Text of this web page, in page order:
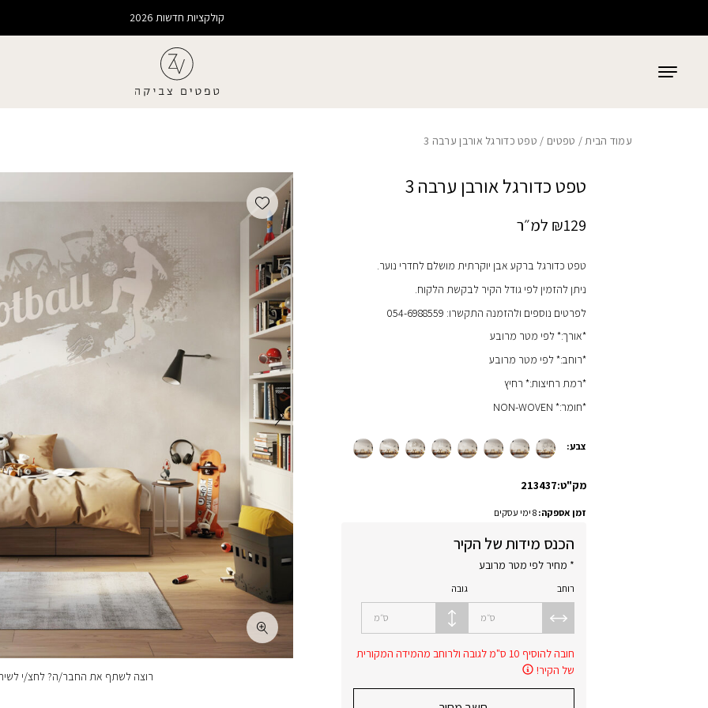
קולקציות חדשות 2026
עמוד הבית/ טפטים / טפט כדורגל אורבן ערבה 3
טפט כדורגל אורבן ערבה 3
₪129 למ״ר
טפט כדורגל ברקע אבן יוקרתית מושלם לחדרי נוער.
ניתן להזמין לפי גודל הקיר לבקשת הלקוח.
לפרטים נוספים ולהזמנה התקשרו: 054-6988559
*אורך:* לפי מטר מרובע
*רוחב:* לפי מטר מרובע
*רמת רחיצות:* רחיץ
*חומר:* NON-WOVEN
צבע:
מק"ט:213437
זמן אספקה:8 ימי עסקים
הכנס מידות של הקיר
* מחיר לפי מטר מרובע
רוחב
ס״מ
גובה
ס״מ
חובה להוסיף 10 ס"מ לגובה ולרוחב מהמידה המקורית
של הקיר!
Add wishlist
רוצה לשתף את החבר/ה? לחצ/י